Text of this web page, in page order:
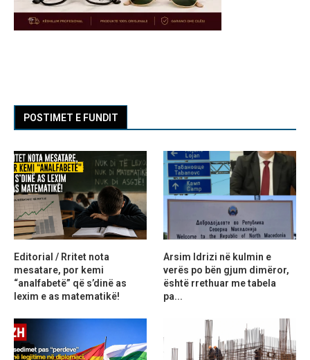
POSTIMET E FUNDIT
Editorial / Rritet nota
mesatare, por kemi
“analfabetë” që s’dinë as
lexim e as matematikë!
Arsim Idrizi në kulmin e
verës po bën gjum dimëror,
është rrethuar me tabela
pa...